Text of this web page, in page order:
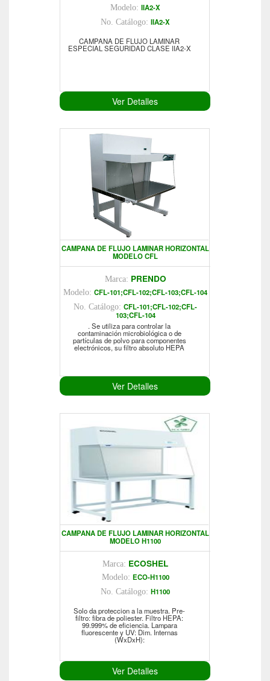
Modelo: IIA2-X
No. Catálogo: IIA2-X
CAMPANA DE FLUJO LAMINAR
ESPECIAL SEGURIDAD CLASE IIA2-X
Ver Detalles
CAMPANA DE FLUJO LAMINAR HORIZONTAL
MODELO CFL
Marca: PRENDO
Modelo: CFL-101;CFL-102;CFL-103;CFL-104
No. Catálogo: CFL-101;CFL-102;CFL-
103;CFL-104
. Se utiliza para controlar la
contaminación microbiológica o de
partículas de polvo para componentes
electrónicos, su filtro absoluto HEPA
Ver Detalles
CAMPANA DE FLUJO LAMINAR HORIZONTAL
MODELO H1100
Marca: ECOSHEL
Modelo: ECO-H1100
No. Catálogo: H1100
Solo da proteccion a la muestra. Pre-
filtro: fibra de poliester. Filtro HEPA:
99.999% de eficiencia. Lampara
fluorescente y UV: Dim. Internas
(WxDxH):
Ver Detalles